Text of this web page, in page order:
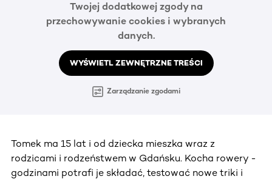
Twojej dodatkowej zgody na
przechowywanie cookies i wybranych
danych.
WYŚWIETL ZEWNĘTRZNE TREŚCI
Zarządzanie zgodami
Tomek ma 15 lat i od dziecka mieszka wraz z
rodzicami i rodzeństwem w Gdańsku. Kocha rowery -
godzinami potrafi je składać, testować nowe triki i